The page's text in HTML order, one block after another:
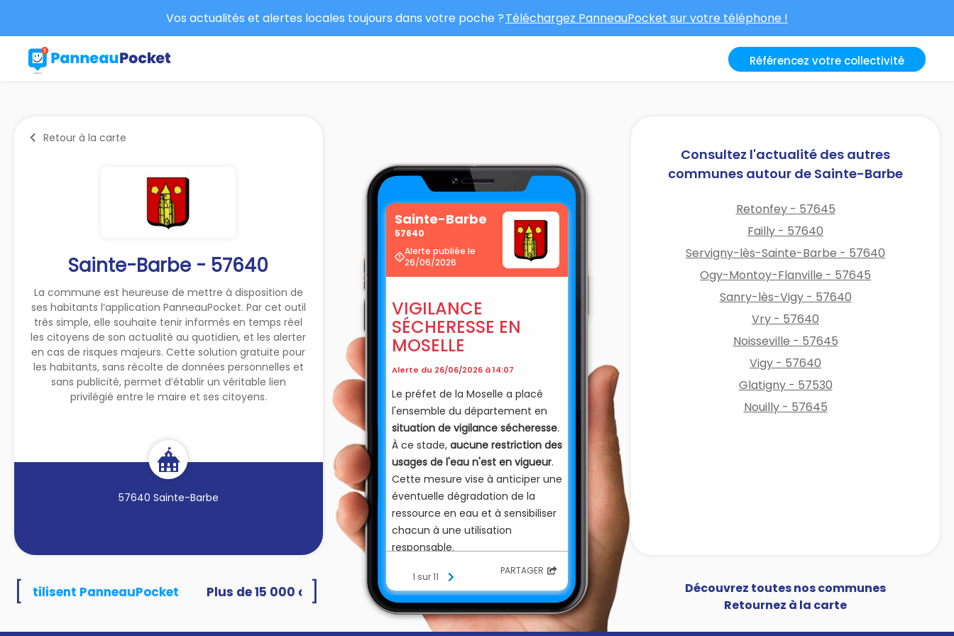
Vos actualités et alertes locales toujours dans votre poche ?Téléchargez PanneauPocket sur votre téléphone !
Référencez votre collectivité
Retour à la carte
Sainte-Barbe - 57640
La commune est heureuse de mettre à disposition de
ses habitants l’application PanneauPocket. Par cet outil
très simple, elle souhaite tenir informés en temps réel
les citoyens de son actualité au quotidien, et les alerter
en cas de risques majeurs. Cette solution gratuite pour
les habitants, sans récolte de données personnelles et
sans publicité, permet d’établir un véritable lien
privilégié entre le maire et ses citoyens.
57640 Sainte-Barbe
Sainte-Barbe
57640
Alerte publiée le
26/06/2026
VIGILANCE
SÉCHERESSE EN
MOSELLE
Alerte du 26/06/2026 à 14:07
Le préfet de la Moselle a placé
l'ensemble du département en
situation de vigilance sécheresse.
À ce stade, aucune restriction des
usages de l'eau n'est en vigueur.
Cette mesure vise à anticiper une
éventuelle dégradation de la
ressource en eau et à sensibiliser
chacun à une utilisation
responsable.
L'eau est une ressource
précieuse. Chacun peut
contribuer à sa préservation en
adoptant quelques gestes
simples au quotidien.
1 sur 11 PARTAGER
Consultez l'actualité des autres
communes autour de Sainte-Barbe
Retonfey - 57645
Failly - 57640
Servigny-lès-Sainte-Barbe - 57640
Ogy-Montoy-Flanville - 57645
Sanry-lès-Vigy - 57640
Vry - 57640
Noisseville - 57645
Vigy - 57640
Glatigny - 57530
Nouilly - 57645
utilisent PanneauPocket
Découvrez toutes nos communes
Retournez à la carte